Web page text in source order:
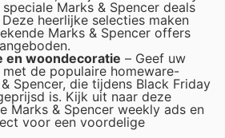
Marks & Spencer deals
heerlijke selecties maken
Marks & Spencer offers
en woondecoratie – Geef uw
de populaire homeware-
Spencer, die tijdens Black Friday
is. Kijk uit naar deze
Marks & Spencer weekly ads en
voor een voordelige